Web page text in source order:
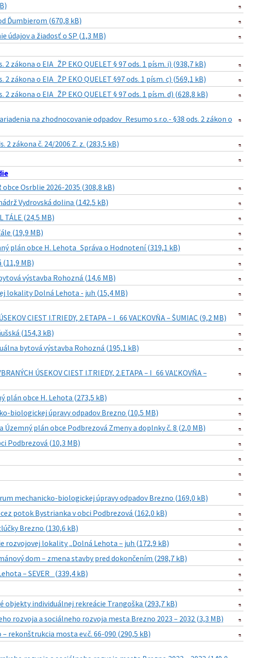
Ďumbierom (670,8 kB)
údajov a žiadosť o SP (1,3 MB)
zákona o EIA_ŽP EKO QUELET § 97 ods. 1 písm. i) (938,7 kB)
zákona o EIA_ŽP EKO QUELET §97 ods. 1 písm. c) (569,1 kB)
zákona o EIA_ŽP EKO QUELET § 97 ods. 1 písm. d) (628,8 kB)
na zhodnocovanie odpadov_Resumo s.r.o.- §38 ods. 2 zákon o
zákona č. 24/2006 Z. z. (283,5 kB)
Osrblie 2026-2035 (308,8 kB)
Vydrovská dolina (142,5 kB)
TÁLE (24,5 MB)
(19,9 MB)
plán obce H. Lehota_Správa o Hodnotení (319,1 kB)
(11,9 MB)
výstavba Rohozná (14,6 MB)
lokality Dolná Lehota - juh (15,4 MB)
CIEST I.TRIEDY, 2.ETAPA – I_66 VAĽKOVŇA – ŠUMIAC (9,2 MB)
(154,3 kB)
bytová výstavba Rohozná (195,1 kB)
ÚSEKOV CIEST I.TRIEDY, 2.ETAPA – I_66 VAĽKOVŇA –
plán obce H. Lehota (273,5 kB)
biologickej úpravy odpadov Brezno (10,5 MB)
plán obce Podbrezová Zmeny a doplnky č. 8 (2,0 MB)
Podbrezová (10,3 MB)
mechanicko-biologickej úpravy odpadov Brezno (169,0 kB)
potok Bystrianka v obci Podbrezová (162,0 kB)
Brezno (130,6 kB)
rozvojovej lokality „Dolná Lehota – juh (172,9 kB)
dom – zmena stavby pred dokončením (298,7 kB)
– SEVER_ (339,4 kB)
objekty individuálnej rekreácie Trangoška (293,7 kB)
rozvoja a sociálneho rozvoja mesta Brezno 2023 – 2032 (3,3 MB)
rekonštrukcia mosta ev.č. 66-090 (290,5 kB)